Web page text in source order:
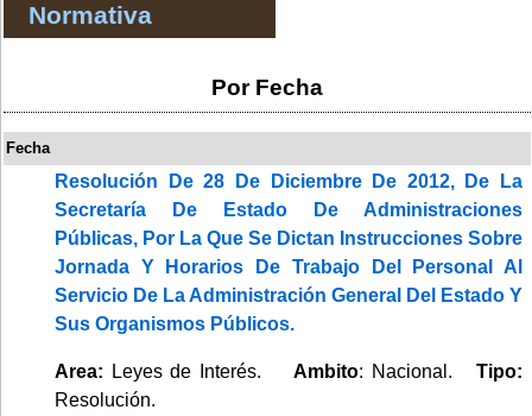
Normativa
Por Fecha
Fecha
Resolución De 28 De Diciembre De 2012, De La
Secretaría De Estado De Administraciones
Públicas, Por La Que Se Dictan Instrucciones Sobre
Jornada Y Horarios De Trabajo Del Personal Al
Servicio De La Administración General Del Estado Y
Sus Organismos Públicos.
Area: Leyes de Interés.Ambito: Nacional.Tipo:
Resolución.